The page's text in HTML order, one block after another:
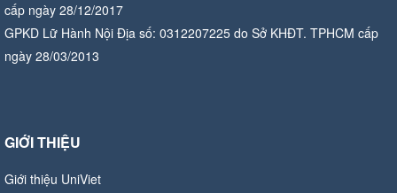
cấp ngày 28/12/2017
GPKD Lữ Hành Nội Địa số: 0312207225 do Sở KHĐT. TPHCM cấp
ngày 28/03/2013
GIỚI THIỆU
Giới thiệu UniViet